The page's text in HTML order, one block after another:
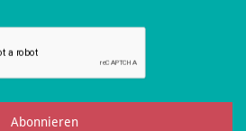
Abonnieren